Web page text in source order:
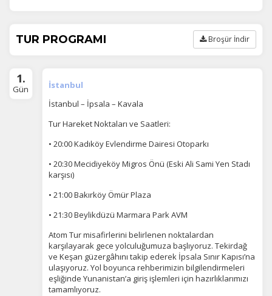
TUR PROGRAMI Broşür İndir
1.
Gün
İstanbul
İstanbul – İpsala – Kavala
Tur Hareket Noktaları ve Saatleri:
• 20:00 Kadıköy Evlendirme Dairesi Otoparkı
• 20:30 Mecidiyeköy Migros Önü (Eski Ali Sami Yen Stadı
karşısı)
• 21:00 Bakırköy Ömür Plaza
• 21:30 Beylikdüzü Marmara Park AVM
Atom Tur misafirlerini belirlenen noktalardan
karşılayarak gece yolculuğumuza başlıyoruz. Tekirdağ
ve Keşan güzergâhını takip ederek İpsala Sınır Kapısı’na
ulaşıyoruz. Yol boyunca rehberimizin bilgilendirmeleri
eşliğinde Yunanistan’a giriş işlemleri için hazırlıklarımızı
tamamlıyoruz.